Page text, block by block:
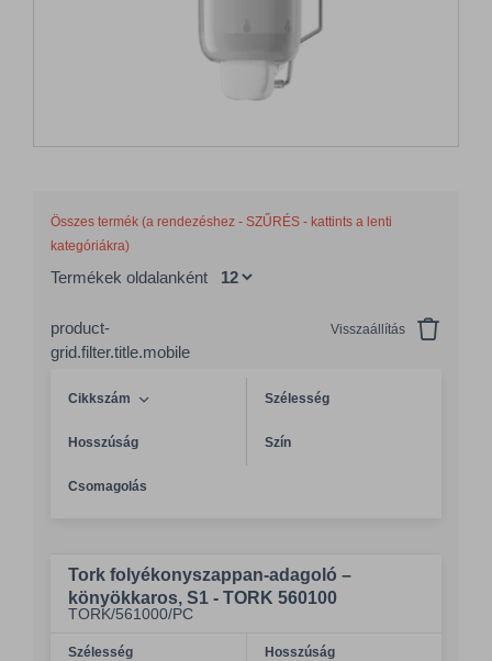
Összes termék (a rendezéshez - SZŰRÉS - kattints a lenti
kategóriákra)
Termékek oldalanként
product-
grid.filter.title.mobile
Visszaállítás
Cikkszám Szélesség
Hosszúság Szín
Csomagolás
Tork folyékonyszappan-adagoló –
könyökkaros, S1 - TORK 560100
TORK/561000/PC
Szélesség
Hosszúság